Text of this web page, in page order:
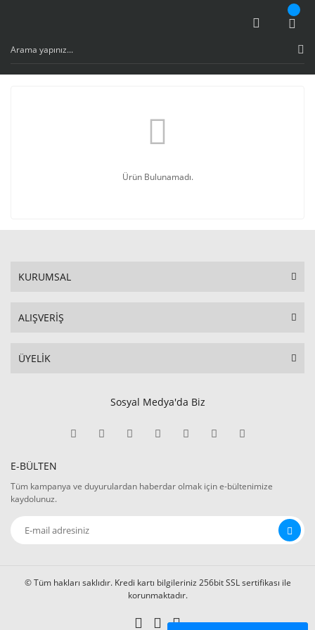
Ürün Bulunamadı.
KURUMSAL
ALIŞVERİŞ
ÜYELİK
Sosyal Medya'da Biz
E-BÜLTEN
Tüm kampanya ve duyurulardan haberdar olmak için e-bültenimize
kaydolunuz.
© Tüm hakları saklıdır. Kredi kartı bilgileriniz 256bit SSL sertifikası ile
korunmaktadır.